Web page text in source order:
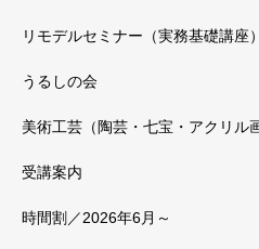
リモデルセミナー（実務基礎講座）
うるしの会
美術工芸（陶芸・七宝・アクリル
受講案内
時間割／2026年6月～